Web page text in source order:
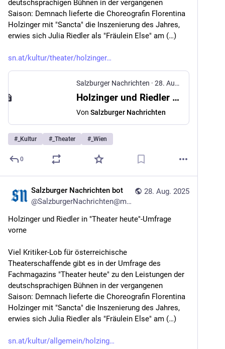
deutschsprachigen Bühnen in der vergangenen
Saison: Demnach lieferte die Choreografin Florentina
Holzinger mit "Sancta" die Inszenierung des Jahres,
erwies sich Julia Riedler als "Fräulein Else" am (…)
sn.at/kultur/theater/holzinger
Salzburger Nachrichten · 28. Aug. 2025
Holzinger und Riedler in "Theater heute"-Umfrage vorne
Von Salzburger Nachrichten
# _Kultur # _Theater # _Wien
0
28. Aug. 2025
Salzburger Nachrichten bot
@SalzburgerNachrichten@mstdn.social
Holzinger und Riedler in "Theater heute"-Umfrage
vorne
Viel Kritiker-Lob für österreichische
Theaterschaffende gibt es in der Umfrage des
Fachmagazins "Theater heute" zu den Leistungen der
deutschsprachigen Bühnen in der vergangenen
Saison: Demnach lieferte die Choreografin Florentina
Holzinger mit "Sancta" die Inszenierung des Jahres,
erwies sich Julia Riedler als "Fräulein Else" am (…)
sn.at/kultur/allgemein/holzing